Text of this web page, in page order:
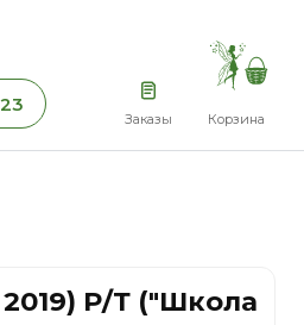
Заказы Корзина
Р/Т ("Школа